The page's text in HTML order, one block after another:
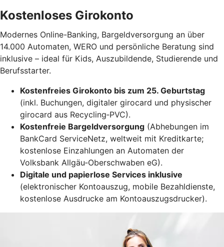
Kostenloses Girokonto
Modernes Online-Banking, Bargeldversorgung an über
14.000 Automaten, WERO und persönliche Beratung sind
inklusive – ideal für Kids, Auszubildende, Studierende und
Berufsstarter.
Kostenfreies Girokonto bis zum 25. Geburtstag
(inkl. Buchungen, digitaler girocard und physischer
girocard aus Recycling‑PVC).
Kostenfreie Bargeldversorgung (Abhebungen im
BankCard ServiceNetz, weltweit mit Kreditkarte;
kostenlose Einzahlungen an Automaten der
Volksbank Allgäu‑Oberschwaben eG).
Digitale und papierlose Services inklusive
(elektronischer Kontoauszug, mobile Bezahldienste,
kostenlose Ausdrucke am Kontoauszugsdrucker).